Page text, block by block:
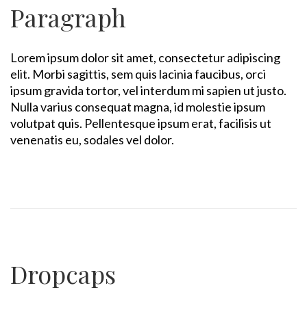
Paragraph
Lorem ipsum dolor sit amet, consectetur adipiscing
elit. Morbi sagittis, sem quis lacinia faucibus, orci
ipsum gravida tortor, vel interdum mi sapien ut justo.
Nulla varius consequat magna, id molestie ipsum
volutpat quis. Pellentesque ipsum erat, facilisis ut
venenatis eu, sodales vel dolor.
Dropcaps